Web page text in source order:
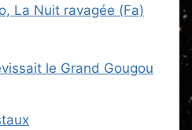
La Nuit ravagée (Fa)
le Grand Gougou